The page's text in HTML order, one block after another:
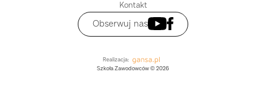
Kontakt
Obserwuj nas
Realizacja:
Szkoła Zawodowców © 2026